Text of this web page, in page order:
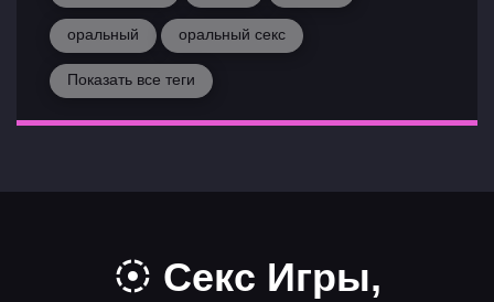
оральный оральный секс
Показать все теги
Секс Игры,